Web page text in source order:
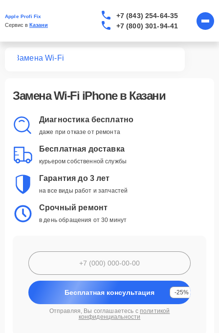
Apple Profi Fix
Сервис в Казани
+7 (843) 254-64-35
+7 (800) 301-94-41
Замена Wi-Fi
Замена Wi-Fi iPhone в Казани
Диагностика бесплатно
даже при отказе от ремонта
Бесплатная доставка
курьером собственной службы
Гарантия до 3 лет
на все виды работ и запчастей
Срочный ремонт
в день обращения от 30 минут
Бесплатная консультация -25%
Отправляя, Вы соглашаетесь с политикой
конфиденциальности